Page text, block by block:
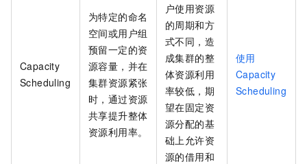
Capacity
Scheduling
为特定的命名
空间或用户组
预留一定的资
源容量，并在
集群资源紧张
时，通过资源
共享提升整体
资源利用率。
户使用资源
的周期和方
式不同，造
成集群的整
体资源利用
率较低，期
望在固定资
源分配的基
础上允许资
源的借用和
使用
Capacity
Scheduling